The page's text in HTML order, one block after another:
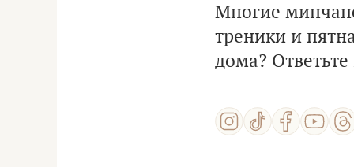
Многие
треники и
дома?